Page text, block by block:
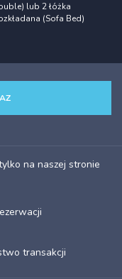
lub 2 łóżka
(Sofa Bed)
na naszej stronie
transakcji